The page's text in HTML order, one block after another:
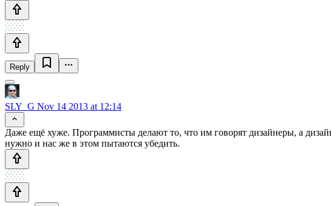
Reply
SLY_G Nov 14 2013 at 12:14
Даже ещё хуже. Программисты делают то, что им говорят дизайнеры, а
нужно и нас же в этом пытаются убедить.